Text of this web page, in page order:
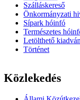
Szálláskereső
Önkormányzati
Sípark hóinfó
Természetes
Letölthető
Történet
Közlekedés